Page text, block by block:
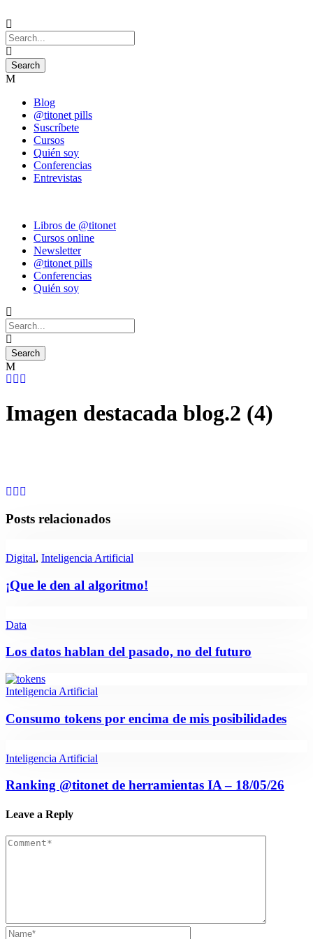
Blog
@titonet pills
Suscríbete
Cursos
Quién soy
Conferencias
Entrevistas
Libros de @titonet
Cursos online
Newsletter
@titonet pills
Conferencias
Quién soy
Imagen destacada blog.2 (4)
Posts relacionados
Digital, Inteligencia Artificial
¡Que le den al algoritmo!
Data
Los datos hablan del pasado, no del futuro
Inteligencia Artificial
Consumo tokens por encima de mis posibilidades
Inteligencia Artificial
Ranking @titonet de herramientas IA – 18/05/26
Leave a Reply